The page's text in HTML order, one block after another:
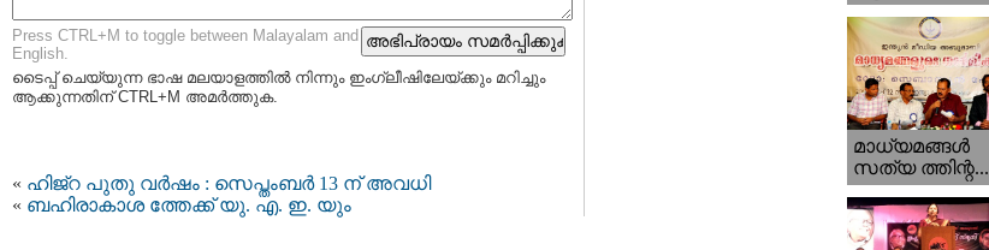
Press CTRL+M to toggle between Malayalam and
English.
ടൈപ്പ്‌ ചെയ്യുന്ന ഭാഷ മലയാളത്തില്‍ നിന്നും ഇംഗ്ലീഷിലേയ്ക്കും മറിച്ചും
ആക്കുന്നതിന് CTRL+M അമര്‍ത്തുക.
« ഹിജ്‌റ പുതു വർഷം : സെപ്തംബര്‍ 13 ന് അവധി
« ബഹിരാകാശ ത്തേക്ക് യു. എ. ഇ. യും
മാധ്യമങ്ങള്‍
സത്യ ത്തിന്റ...